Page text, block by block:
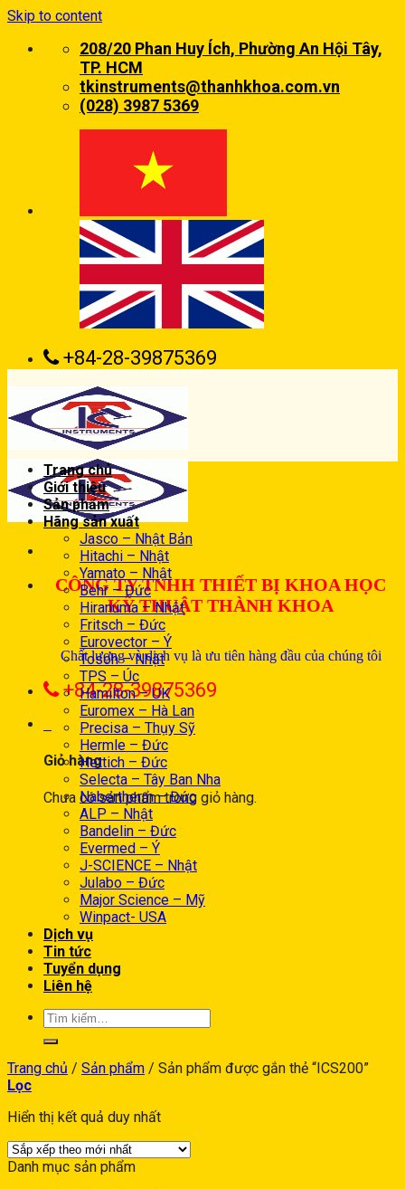
Skip to content
208/20 Phan Huy Ích, Phường An Hội Tây,
TP. HCM
tkinstruments@thanhkhoa.com.vn
(028) 3987 5369
+84-28-39875369
CÔNG TY TNHH THIẾT BỊ KHOA HỌC
KỸ THUẬT THÀNH KHOA
Chất lượng và dịch vụ là ưu tiên hàng đầu của chúng tôi
+84-28-39875369
Giỏ hàng
Chưa có sản phẩm trong giỏ hàng.
Trang chủ
Giới thiệu
Sản phẩm
Hãng sản xuất
Jasco – Nhật Bản
Hitachi – Nhật
Yamato – Nhật
Behr – Đức
Hiranuma – Nhật
Fritsch – Đức
Eurovector – Ý
Tosoh – Nhật
TPS – Úc
Hamilton – UK
Euromex – Hà Lan
Precisa – Thụy Sỹ
Hermle – Đức
Hettich – Đức
Selecta – Tây Ban Nha
Nabertherm – Đức
ALP – Nhật
Bandelin – Đức
Evermed – Ý
J-SCIENCE – Nhật
Julabo – Đức
Major Science – Mỹ
Winpact- USA
Dịch vụ
Tin tức
Tuyển dụng
Liên hệ
Trang chủ / Sản phẩm / Sản phẩm được gắn thẻ “ICS200”
Lọc
Hiển thị kết quả duy nhất
Danh mục sản phẩm